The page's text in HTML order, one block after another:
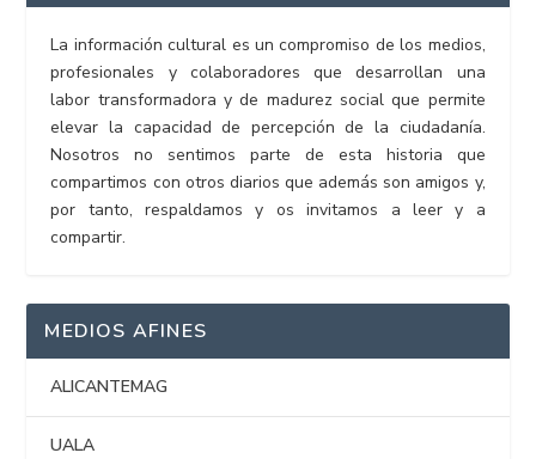
La información cultural es un compromiso de los medios,
profesionales y colaboradores que desarrollan una
labor transformadora y de madurez social que permite
elevar la capacidad de percepción de la ciudadanía.
Nosotros no sentimos parte de esta historia que
compartimos con otros diarios que además son amigos y,
por tanto, respaldamos y os invitamos a leer y a
compartir.
MEDIOS AFINES
ALICANTEMAG
UALA